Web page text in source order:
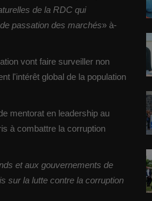
de la RDC qui
passation des marchés» à-
vont faire surveiller non
l'intérêt global de la population
mentorat en leadership au
à combattre la corruption
et aux gouvernements de
sur la lutte contre la corruption